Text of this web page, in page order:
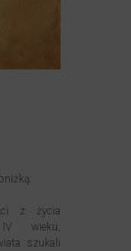
z życia
wieku,
szukali